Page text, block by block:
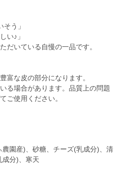
う」
い♪」
だいている自慢の一品です。
富な皮の部分になります。
る場合があります。品質上の問題
ご使用ください。
園産)、砂糖、チーズ(乳成分)、清
成分)、寒天